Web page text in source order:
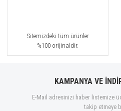
Sitemizdeki tüm ürünler
%100 orijinaldir.
KAMPANYA VE
E-Mail adresinizi haber listemize
takip etmeye